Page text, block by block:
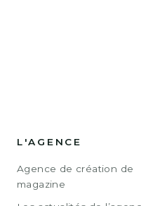
L'AGENCE
Agence de création de
magazine